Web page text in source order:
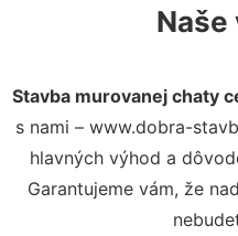
Naše
Stavba murovanej chaty
s nami – www.dobra-
hlavných výhod a
Garantujeme vám, že